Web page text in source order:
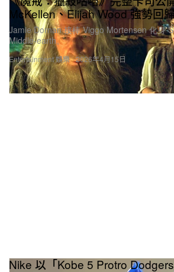
Entertainment 娛樂
McKellen、Elijah Wood 強勢回
Jamie Dornan 接棒 Viggo Mortensen 化身
Middle‑earth。
2026年4月15日
Nike 以「Kobe 5 Protro